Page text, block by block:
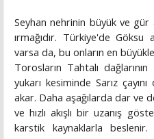
Seyhan nehrinin büyük ve gür
ırmağıdır. Türkiye'de
varsa da, bu onların en
Torosların Tahtalı
yukarı kesiminde Sarız
akar. Daha aşağılarda dar ve
ve hızlı akışlı bir uzanış
karstik kaynaklarla